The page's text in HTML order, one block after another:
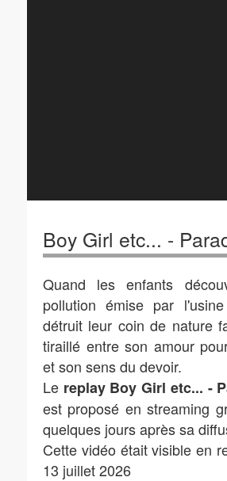
Boy Girl etc... -
Quand les enfants
pollution émise par
détruit leur coin de nature
tiraillé entre son amour
et son sens du devoir.
Le replay Boy Girl etc... -
est proposé en streaming
quelques jours après sa
Cette vidéo était visible en
13 juillet 2026